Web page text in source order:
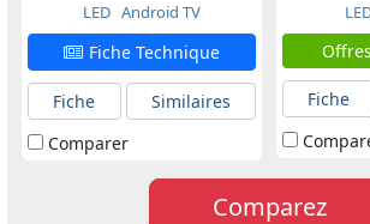
LED Android TV
Fiche Technique
Fiche
Similaires
Comparer
Fiche
Comparez